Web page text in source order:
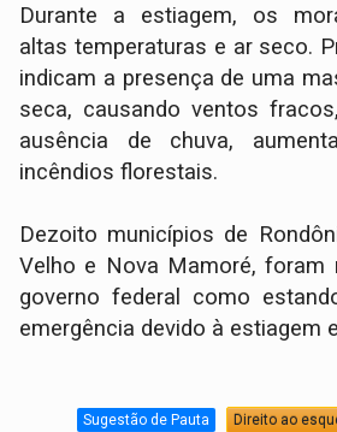
Durante a estiagem, os
altas temperaturas e ar seco.
indicam a presença de uma
seca, causando ventos
ausência de chuva,
incêndios florestais.
Dezoito municípios de
Velho e Nova Mamoré, foram
governo federal como
emergência devido à estiagem
Sugestão de Pauta Direito ao